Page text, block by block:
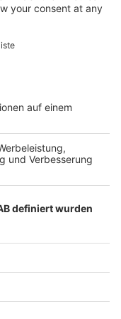
14 Tage nach
SSL-